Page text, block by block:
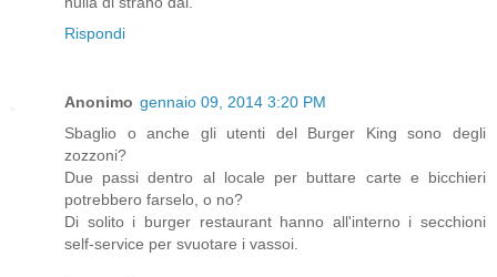
Rispondi
Anonimo gennaio 09, 2014 3:20 PM
Sbaglio o anche gli utenti del Burger King sono degli
zozzoni?
Due passi dentro al locale per buttare carte e bicchieri
potrebbero farselo, o no?
Di solito i burger restaurant hanno all'interno i secchioni
self-service per svuotare i vassoi.